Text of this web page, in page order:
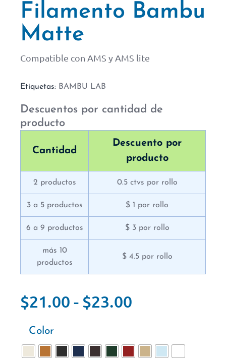
Filamento Bambu
Matte
Compatible con AMS y AMS lite
Etiquetas: BAMBU LAB
Descuentos por cantidad de
producto
Cantidad
Descuento por
producto
2 productos 0.5 ctvs por rollo
3 a 5 productos $ 1 por rollo
6 a 9 productos $ 3 por rollo
más 10
productos
$ 4.5 por rollo
$21.00 - $23.00
Color